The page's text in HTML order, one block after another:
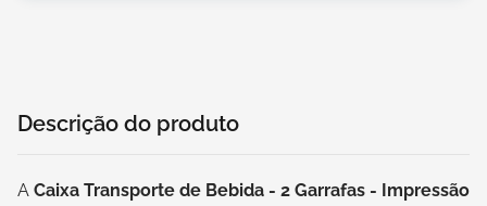
Descrição do produto
A Caixa Transporte de Bebida - 2 Garrafas - Impressão